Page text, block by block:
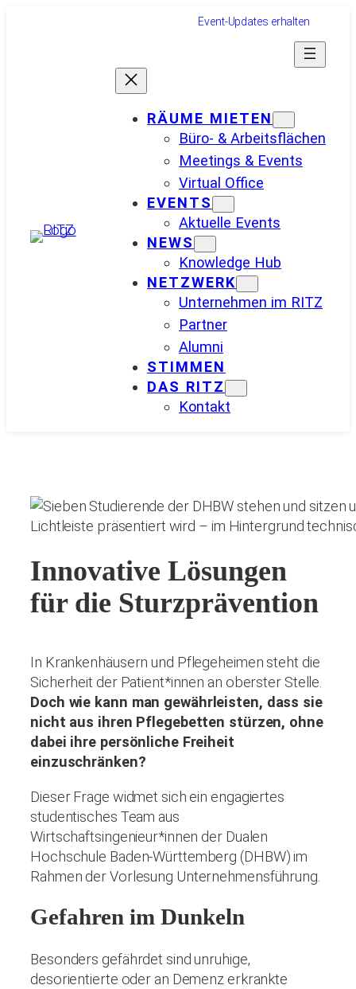
Event-Updates erhalten
RÄUME MIETEN
Büro- & Arbeitsflächen
Meetings & Events
Virtual Office
EVENTS
Aktuelle Events
NEWS
Knowledge Hub
NETZWERK
Unternehmen im RITZ
Partner
Alumni
STIMMEN
DAS RITZ
Kontakt
Innovative Lösungen
für die Sturzprävention
In Krankenhäusern und Pflegeheimen steht die
Sicherheit der Patient*innen an oberster Stelle.
Doch wie kann man gewährleisten, dass sie
nicht aus ihren Pflegebetten stürzen, ohne
dabei ihre persönliche Freiheit
einzuschränken?
Dieser Frage widmet sich ein engagiertes
studentisches Team aus
Wirtschaftsingenieur*innen der Dualen
Hochschule Baden-Württemberg (DHBW) im
Rahmen der Vorlesung Unternehmensführung.
Gefahren im Dunkeln
Besonders gefährdet sind unruhige,
desorientierte oder an Demenz erkrankte